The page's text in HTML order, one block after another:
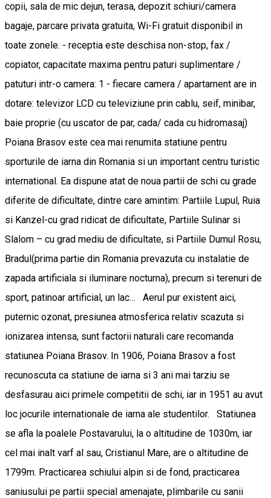
copii, sala de mic dejun, terasa, depozit schiuri/camera
bagaje, parcare privata gratuita, Wi-Fi gratuit disponibil in
toate zonele. - receptia este deschisa non-stop, fax /
copiator, capacitate maxima pentru paturi suplimentare /
patuturi intr-o camera: 1 - fiecare camera / apartament are in
dotare: televizor LCD cu televiziune prin cablu, seif, minibar,
baie proprie (cu uscator de par, cada/ cada cu hidromasaj)
Poiana Brasov este cea mai renumita statiune pentru
sporturile de iarna din Romania si un important centru turistic
international. Ea dispune atat de noua partii de schi cu grade
diferite de dificultate, dintre care amintim: Partiile Lupul, Ruia
si Kanzel-cu grad ridicat de dificultate, Partiile Sulinar si
Slalom – cu grad mediu de dificultate, si Partiile Dumul Rosu,
Bradul(prima partie din Romania prevazuta cu instalatie de
zapada artificiala si iluminare nocturna), precum si terenuri de
sport, patinoar artificial, un lac… Aerul pur existent aici,
puternic ozonat, presiunea atmosferica relativ scazuta si
ionizarea intensa, sunt factorii naturali care recomanda
statiunea Poiana Brasov. In 1906, Poiana Brasov a fost
recunoscuta ca statiune de iarna si 3 ani mai tarziu se
desfasurau aici primele competitii de schi, iar in 1951 au avut
loc jocurile internationale de iarna ale studentilor. Statiunea
se afla la poalele Postavarului, la o altitudine de 1030m, iar
cel mai inalt varf al sau, Cristianul Mare, are o altitudine de
1799m. Practicarea schiului alpin si de fond, practicarea
saniusului pe partii special amenajate, plimbarile cu sanii